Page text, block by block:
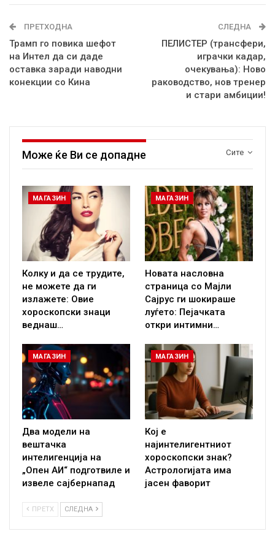
ПРЕТХОДНА
Трамп го повика шефот
на Интел да си даде
оставка заради наводни
конекции со Кина
СЛЕДНА
ПЕЛИСТЕР (трансфери,
играчки кадар,
очекувања): Ново
раководство, нов тренер
и стари амбиции!
Сите
Може ќе Ви се допадне
МАГАЗИН
Колку и да се трудите,
не можете да ги
излажете: Овие
хороскопски знаци
веднаш…
МАГАЗИН
Новата насловна
страница со Мајли
Сајрус ги шокираше
луѓето: Пејачката
откри интимни…
МАГАЗИН
Два модели на
вештачка
интелигенција на
„Опен АИ“ подготвиле и
извеле сајбернапад
МАГАЗИН
Кој е
најинтелигентниот
хороскопски знак?
Астрологијата има
јасен фаворит
ПРЕТХ СЛЕДНА